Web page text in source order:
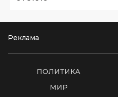
Реклама
ПОЛИТИКА
МИР